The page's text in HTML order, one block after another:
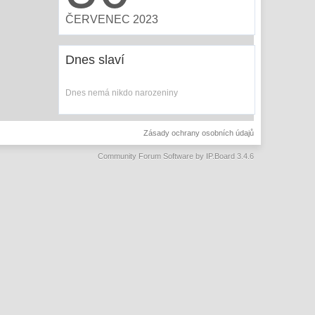
ČERVENEC 2023
Dnes slaví
Dnes nemá nikdo narozeniny
Zásady ochrany osobních údajů
Community Forum Software by IP.Board 3.4.6